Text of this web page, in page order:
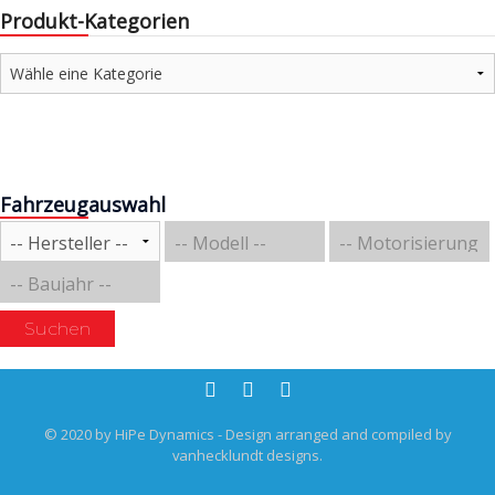
Produkt-Kategorien
Fahrzeugauswahl
Suchen
© 2020 by HiPe Dynamics - Design arranged and compiled by
vanhecklundt designs.